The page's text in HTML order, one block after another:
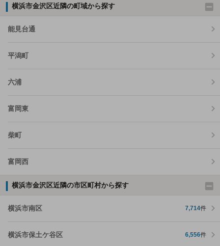
横浜市金沢区近隣の町域から探す
能見台通
平潟町
六浦
富岡東
柴町
富岡西
横浜市金沢区近隣の市区町村から探す
横浜市南区 7,714件
横浜市保土ケ谷区 6,556件